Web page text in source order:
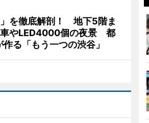
を徹底解剖！ 地下5階ま
車やLED4000個の夜景 都
る「もう一つの渋谷」